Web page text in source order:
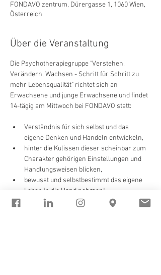
FONDAVO zentrum, Dürergasse 1, 1060 Wien,
Österreich
Über die Veranstaltung
Die Psychotherapiegruppe "Verstehen,
Verändern, Wachsen - Schritt für Schritt zu
mehr Lebensqualität" richtet sich an
Erwachsene und junge Erwachsene und findet
14-tägig am Mittwoch bei FONDAVO statt:
Verständnis für sich selbst und das
eigene Denken und Handeln entwickeln,
hinter die Kulissen dieser scheinbar zum
Charakter gehörigen Einstellungen und
Handlungsweisen blicken,
bewusst und selbstbestimmt das eigene
Leben in die Hand nehmen!